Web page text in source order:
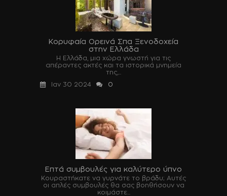
Κορυφαία Ορεινά Σπα Ξενοδοχεία
στην Ελλάδα
Η Ελλάδα, μια χώρα γνωστή για τις
απέραντες ακτές και τα ιστορικά μνημεία
της,...
Ιαν 30 2024
0
Επτά συμβουλές για καλύτερο ύπνο
Κουραστήκατε να γυρνάτε το βράδυ; Αυτές
οι απλές συμβουλές θα σας βοηθήσουν να
κοιμάστε...